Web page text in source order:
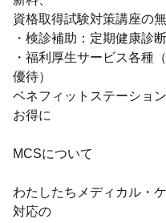
資格取得試験対策講座の
・検診補助：定期健康診
・福利厚生サービス各種
優待）
ベネフィットステーショ
お得に
MCSについて
わたしたちメディカル・
対応の